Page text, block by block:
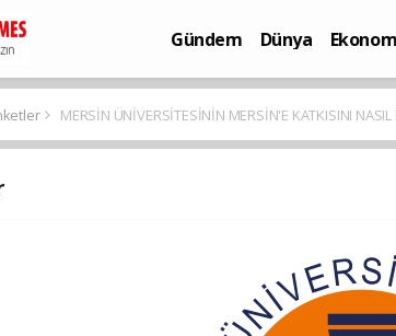
Gündem Dünya
MERSİN ÜNİVERSİTESİNİN MERSİN'E KATKISINI